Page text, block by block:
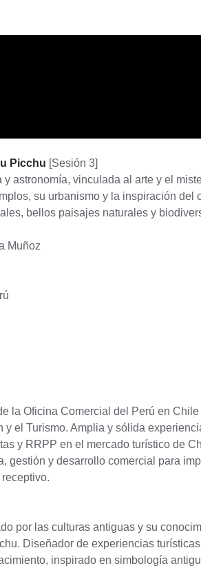
Picchu [Sesión 3]
y astronomía, vinculada al arte y el
su urbanismo y la inspiración del
bellos paisajes naturales y
Muñoz
la Oficina Comercial del Perú en
y el Turismo. Amplia y sólida
y RRPP en el mercado turístico de
gestión y desarrollo comercial para
por las culturas antiguas y su
Diseñador de experiencias
inspirado en simbología